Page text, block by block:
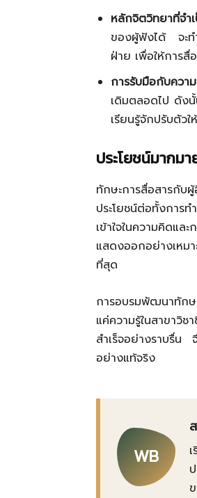
หลักจิตวิทยาที่จำ
ของผู้ฟังได้ จะท
ฝ่าย เพื่อให้การสื่
การรับมือกับควา
เดิมตลอดไป ดัง
เรียนรู้จักปรับตัว
ประโยชน์มากม
ทักษะการสื่อสารกับ
ประโยชน์ต่อทั้งการ
เข้าใจในความคิดแ
แสดงออกอย่างเหม
ที่สุด
การอบรมพัฒนาทักษ
แค่ความรู้ในสาขาวิ
สำเร็จอย่างราบรื่น
อย่างแท้จริง
WB